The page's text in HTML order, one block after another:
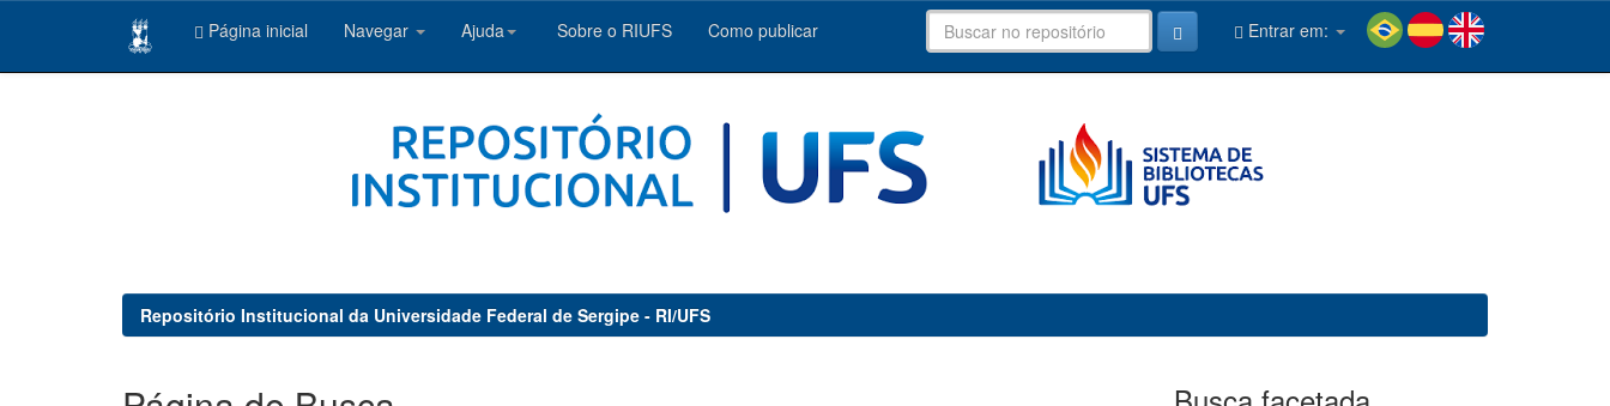
Página inicial Navegar Ajuda Sobre o RIUFS Como publicar Entrar em:
Repositório Institucional da Universidade Federal de Sergipe - RI/UFS